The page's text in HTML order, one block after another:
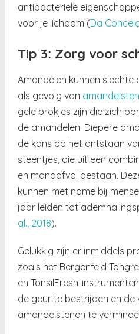
antibacteriële
voor je lichaam (Da
Tip 3: Zorg voor
Amandelen kunnen
als gevolg van
gele brokjes zijn die zich
de amandelen. Diepere
de kans op het ontstaan
steentjes, die uit een
en mondafval bestaan.
kunnen met name bij
jaar leiden tot
al., 2018).
Gelukkig zijn er inmiddels
zoals het Bergenfeld
en TonsilFresh-
de geur te bestrijden en de
amandelstenen te